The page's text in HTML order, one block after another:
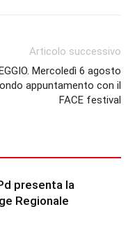
Articolo successivo
Mercoledì 6 agosto
appuntamento con il
FACE festival
presenta la
Regionale